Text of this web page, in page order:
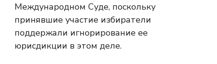
Международном Суде, поскольку
принявшие участие избиратели
поддержали игнорирование ее
юрисдикции в этом деле.